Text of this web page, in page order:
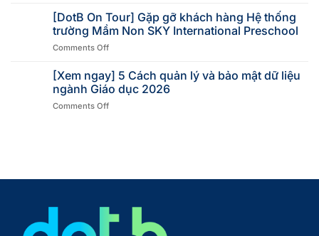
[DotB On Tour] Gặp gỡ khách hàng Hệ thống
trường Mầm Non SKY International Preschool
Comments Off
[Xem ngay] 5 Cách quản lý và bảo mật dữ liệu
ngành Giáo dục 2026
Comments Off